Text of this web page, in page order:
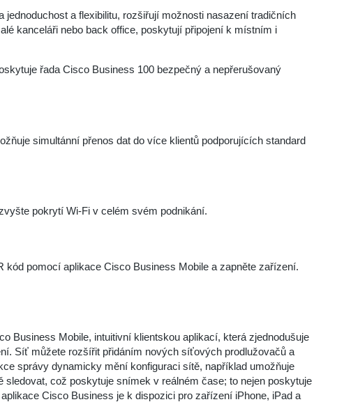
a flexibilitu, rozšiřují možnosti nasazení tradičních
kanceláři nebo back office, poskytují připojení k místním i
řada Cisco Business 100 bezpečný a nepřerušovaný
simultánní přenos dat do více klientů podporujících standard
pokrytí Wi-Fi v celém svém podnikání.
pomocí aplikace Cisco Business Mobile a zapněte zařízení.
Business Mobile, intuitivní klientskou aplikací, která zjednodušuje
Síť můžete rozšířit přidáním nových síťových prodlužovačů a
správy dynamicky mění konfiguraci sítě, například umožňuje
což poskytuje snímek v reálném čase; to nejen poskytuje
Cisco Business je k dispozici pro zařízení iPhone, iPad a